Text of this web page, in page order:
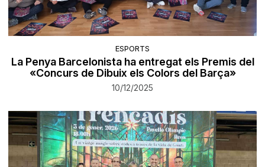
ESPORTS
La Penya Barcelonista ha entregat els Premis del
«Concurs de Dibuix els Colors del Barça»
10/12/2025